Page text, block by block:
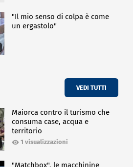
"Il mio senso di colpa è come
un ergastolo"
VEDI TUTTI
Maiorca contro il turismo che
consuma case, acqua e
territorio
1 visualizzazioni
"Matchbox", le macchinine